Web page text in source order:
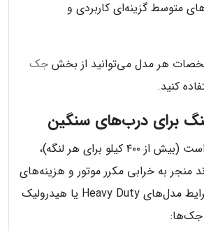
متوسط گزینه‌ای کاربردی و
هر مدل می‌توانید از بخش جک
کنید.
برای درب‌های سنگین
اگر درب شما سنگین است (بیش از ۴۰۰ کیلو برای هر لنگه)،
منجر به خرابی مکرر موتور و هزینه‌های
تعمیر شود. در این شرایط مدل‌های Heavy Duty یا هیدرولیک
جک‌ها: